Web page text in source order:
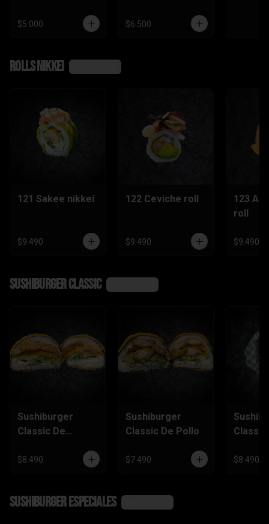
$5.000 $6.500
Rolls nikkei
121 Sakee nikkei
$9.490
122 Ceviche roll
$9.490
123
roll
$9.490
SushiBurger Classic
Sushiburger
Classic De
$8.490
Sushiburger
Classic De Pollo
$7.490
Classic
$8.490
SushiBurger Especiales